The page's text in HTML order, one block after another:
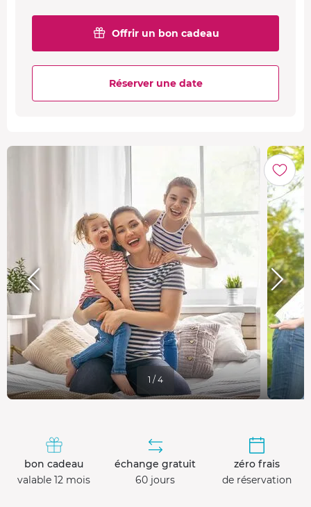
Offrir un bon cadeau
Réserver une date
1 / 4
bon cadeau
valable 12 mois
échange gratuit
60 jours
zéro frais
de réservation